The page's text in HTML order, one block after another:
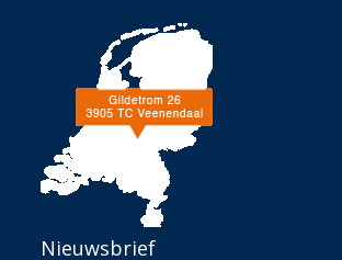
Nieuwsbrief